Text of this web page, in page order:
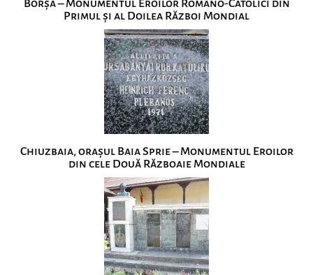
Borșa – Monumentul Eroilor Romano-Catolici din
Primul și al Doilea Război Mondial
Chiuzbaia, orașul Baia Sprie – Monumentul Eroilor
din cele Două Războaie Mondiale